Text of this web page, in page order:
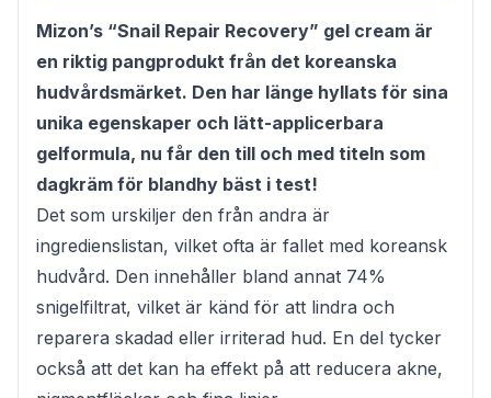
Mizon’s “Snail Repair Recovery” gel cream är
en riktig pangprodukt från det koreanska
hudvårdsmärket. Den har länge hyllats för sina
unika egenskaper och lätt-applicerbara
gelformula, nu får den till och med titeln som
dagkräm för blandhy bäst i test!
Det som urskiljer den från andra är
ingredienslistan, vilket ofta är fallet med koreansk
hudvård. Den innehåller bland annat 74%
snigelfiltrat, vilket är känd för att lindra och
reparera skadad eller irriterad hud. En del tycker
också att det kan ha effekt på att reducera akne,